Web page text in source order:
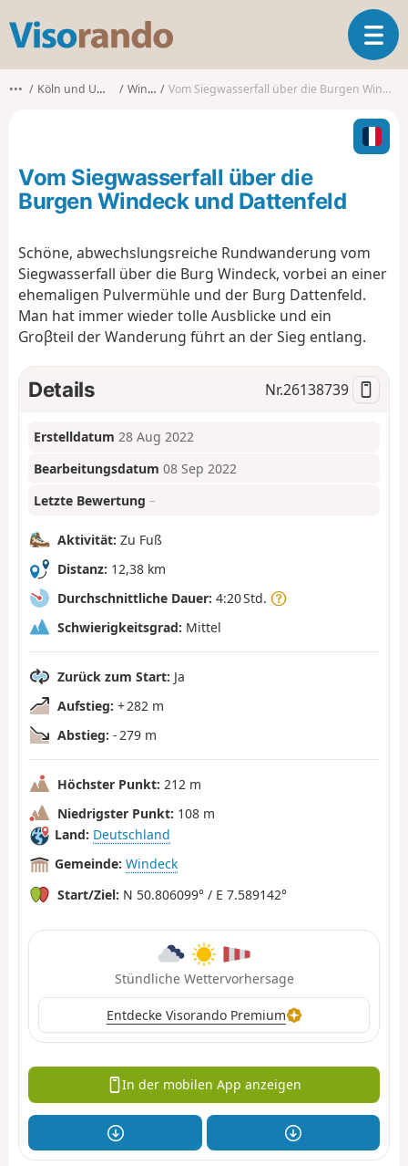
s
o
o
T
o
g
l
n
t
••• Köln und Umgebung Windeck Vom Siegwasserfall über die Burgen Windeck und Dattenfeld
Vom Siegwasserfall über die
Burgen Windeck und Dattenfeld
Schöne, abwechslungsreiche Rundwanderung vom
Siegwasserfall über die Burg Windeck, vorbei an einer
ehemaligen Pulvermühle und der Burg Dattenfeld.
Man hat immer wieder tolle Ausblicke und ein
Groβteil der Wanderung führt an der Sieg entlang.
Details Nr.26138739
Erstelldatum 28 Aug 2022
Bearbeitungsdatum 08 Sep 2022
Letzte Bewertung –
Aktivität: Zu Fuß
Distanz: 12,38 km
Durchschnittliche Dauer: 4:20 Std.
Schwierigkeitsgrad: Mittel
Zurück zum Start: Ja
Aufstieg: + 282 m
Abstieg: - 279 m
Höchster Punkt: 212 m
Niedrigster Punkt: 108 m
Land: Deutschland
Gemeinde: Windeck
Start/Ziel: N 50.806099° / E 7.589142°
Stündliche Wettervorhersage
Entdecke Visorando Premium
In der mobilen App anzeigen